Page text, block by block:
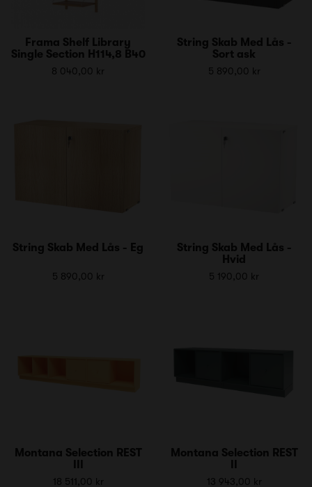
Frama Shelf Library
Single Section H114,8 B40
8 040,00 kr
String Skab Med Lås -
Sort ask
5 890,00 kr
String Skab Med Lås - Eg
5 890,00 kr
String Skab Med Lås -
Hvid
5 190,00 kr
Montana Selection REST
18 511,00 kr
Montana Selection REST
13 943,00 kr